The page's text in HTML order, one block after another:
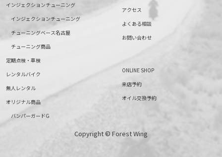
インジェクションチューニング
インジェクションチューニング
チューニングベース名古屋
チューニング商品
定期点検・車検
レンタルバイク
無人レンタル
オリジナル商品
バンパーガードG
アクセス
よくある相談
お問い合わせ
ONLINE SHOP
来店予約
オイル交換予約
Copyright © Forest Wing